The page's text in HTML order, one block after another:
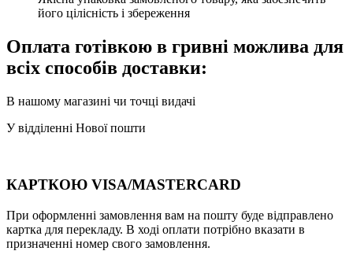
його цілісність і збереження
Оплата готівкою в гривні можлива для
всіх способів доставки:
В нашому магазині чи точці видачі
У відділенні Нової пошти
КАРТКОЮ VISA/MASTERCARD
При оформленні замовлення вам на пошту буде відправлено
картка для перекладу. В ході оплати потрібно вказати в
призначенні номер свого замовлення.